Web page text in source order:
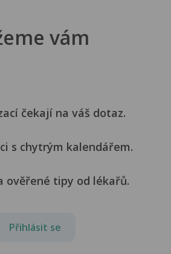
vám
čekají na váš dotaz.
s chytrým kalendářem.
ověřené tipy od lékařů.
Přihlásit se